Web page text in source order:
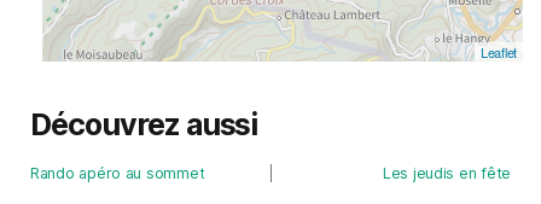
Leaflet
Découvrez aussi
Rando apéro au sommet Les jeudis en fête